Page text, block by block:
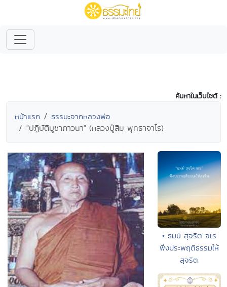
ค้นหาในเว็บไซต์ :
หน้าแรก ธรรมะจากหลวงพ่อ
"ปฏิบัติบูชาภาวนา" (หลวงปู่สิม พุทธาจาโร)
• ธมฺม์ สุจริต จเร
พึงประพฤติธรรมให้
สุจริต